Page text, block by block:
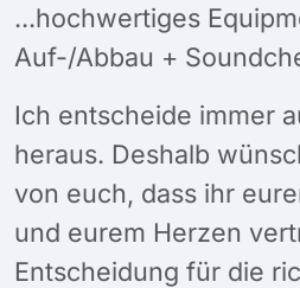
...hochwertiges
Auf-/Abbau +
Ich entscheide immer
heraus. Deshalb
von euch, dass ihr
und eurem Herzen
Entscheidung für die